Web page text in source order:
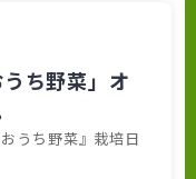
ち野菜」オ
うち野菜』栽培日